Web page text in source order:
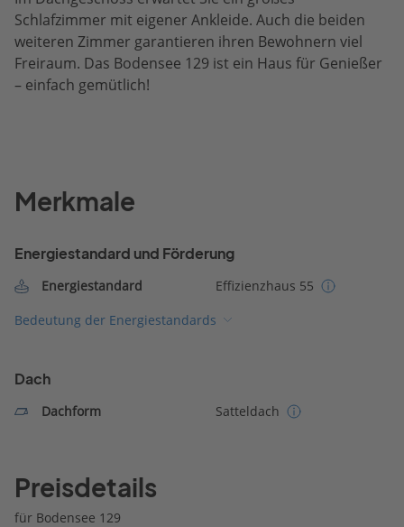
Schlafzimmer mit eigener Ankleide. Auch die beiden
weiteren Zimmer garantieren ihren Bewohnern viel
Freiraum. Das Bodensee 129 ist ein Haus für Genießer
– einfach gemütlich!
Merkmale
Energiestandard und Förderung
Energiestandard
Effizienzhaus 55
Bedeutung der Energiestandards
Dach
Dachform Satteldach
Preisdetails
für Bodensee 129